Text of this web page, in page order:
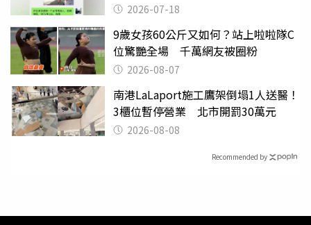
2026-07-18
9歲女孩60公斤又如何？站上啦啦隊C
位驚艷全場 千萬網友被圈粉
2026-08-07
南港LaLaport施工鷹架倒塌1人送醫！
3櫃位暫停營業 北市開罰30萬元
2026-08-08
Recommended by